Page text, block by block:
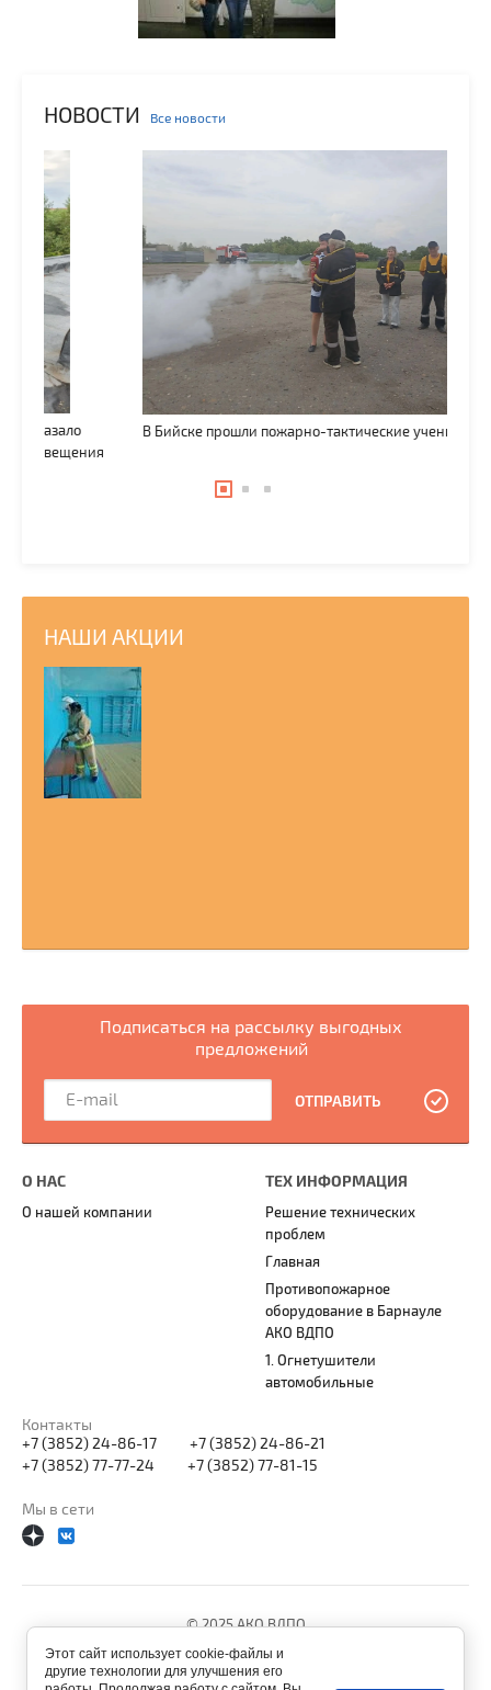
НОВОСТИ Все новости
В Бийске прошли пожарно-тактические учения
НАШИ АКЦИИ
Подписаться на рассылку выгодных
предложений
ОТПРАВИТЬ
О НАС
О нашей компании
ТЕХ ИНФОРМАЦИЯ
Решение технических
проблем
Главная
Противопожарное
оборудование в Барнауле
АКО ВДПО
1. Огнетушители
автомобильные
Контакты
+7 (3852) 24-86-17
+7 (3852) 24-86-21
+7 (3852) 77-77-24
+7 (3852) 77-81-15
Мы в сети
© 2025 АКО ВДПО
Этот сайт использует cookie-файлы и
другие технологии для улучшения его